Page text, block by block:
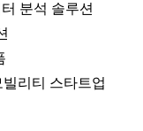
분석 솔루션
리티 스타트업